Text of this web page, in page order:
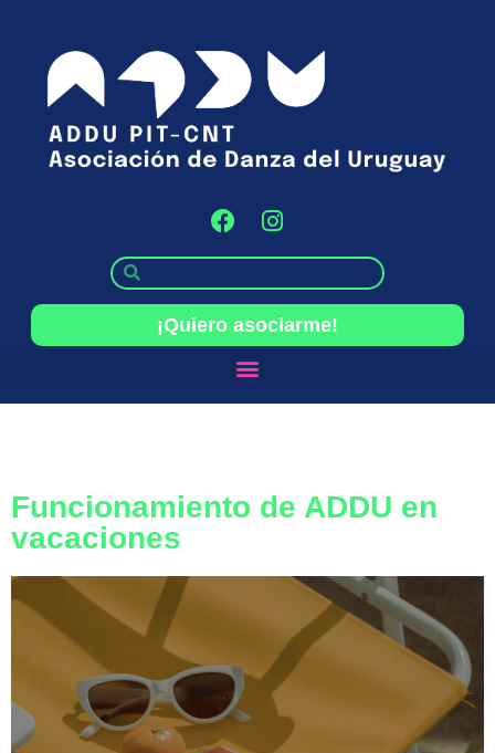
¡Quiero asociarme!
Funcionamiento de ADDU en
vacaciones